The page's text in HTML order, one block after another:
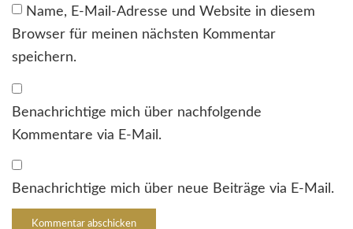
Name, E-Mail-Adresse und Website in diesem
Browser für meinen nächsten Kommentar
speichern.
Benachrichtige mich über nachfolgende
Kommentare via E-Mail.
Benachrichtige mich über neue Beiträge via E-Mail.